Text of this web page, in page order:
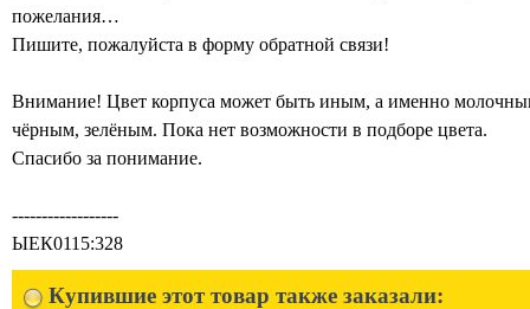
пожелания…
Пишите, пожалуйста в форму обратной связи!
Внимание! Цвeт корпуса может быть иным, а именно
чёрным, зелёным. Пока нет возможности в подборе цвeта.
Спасибо за понимание.
------------------
ЫЕК0115:328
Купившие этот товар также заказали: